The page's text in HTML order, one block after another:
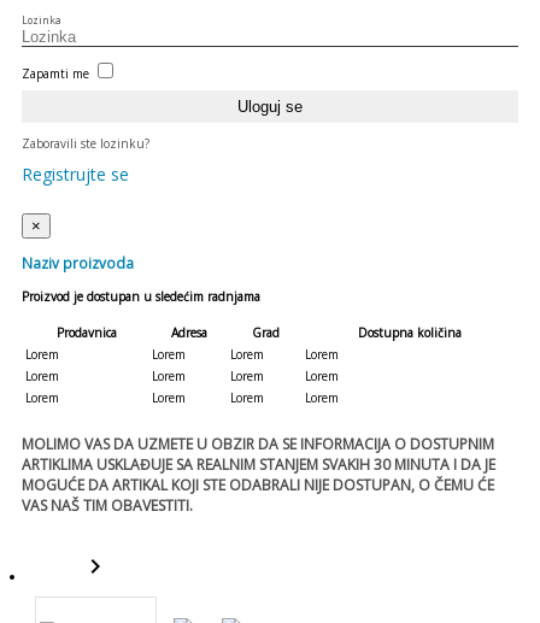
Lozinka
Zapamti me
Zaboravili ste lozinku?
Registrujte se
×
Naziv proizvoda
Proizvod je dostupan u sledećim radnjama
Prodavnica Adresa Grad
Dostupna količina
Lorem
Lorem Lorem
Lorem
Lorem
Lorem Lorem
Lorem
Lorem
Lorem Lorem Lorem
MOLIMO VAS DA UZMETE U OBZIR DA SE INFORMACIJA O DOSTUPNIM
ARTIKLIMA USKLAĐUJE SA REALNIM STANJEM SVAKIH 30 MINUTA I DA JE
MOGUĆE DA ARTIKAL KOJI STE ODABRALI NIJE DOSTUPAN, O ČEMU ĆE
VAS NAŠ TIM OBAVESTITI.
keyboard_arrow_right